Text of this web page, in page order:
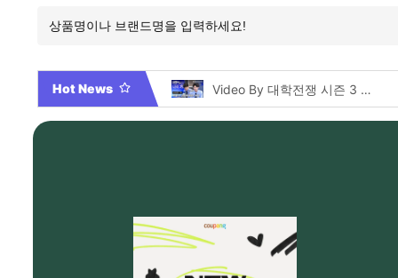
Hot News 2026년 부산 아파트 분양현황 해운대부터 에코델타까지, 전 현장 총정리 가이드 Video By 대학전쟁 시즌 3 전편 공개 완료!